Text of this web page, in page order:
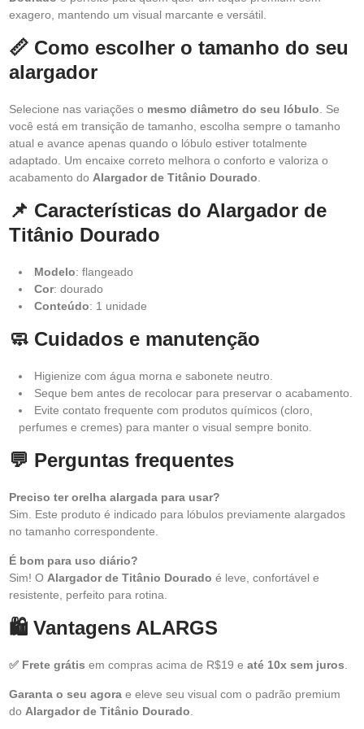
exagero, mantendo um visual marcante e versátil.
📏 Como escolher o tamanho do seu
alargador
Selecione nas variações o mesmo diâmetro do seu lóbulo . Se
você está em transição de tamanho, escolha sempre o tamanho
atual e avance apenas quando o lóbulo estiver totalmente
adaptado. Um encaixe correto melhora o conforto e valoriza o
acabamento do Alargador de Titânio Dourado
📌 Características do Alargador de
Titânio Dourado
Modelo: flangeado
Cor: dourado
Conteúdo: 1 unidade
🧼 Cuidados e manutenção
Higienize com água morna e sabonete neutro.
Seque bem antes de recolocar para preservar o acabamento.
Evite contato frequente com produtos químicos (cloro,
perfumes e cremes) para manter o visual sempre bonito.
💬 Perguntas frequentes
Preciso ter orelha alargada para usar?
Sim. Este produto é indicado para lóbulos previamente alargados
no tamanho correspondente.
É bom para uso diário?
Sim! O Alargador de Titânio Dourado é leve, confortável e
resistente, perfeito para rotina.
🛍️ Vantagens ALARGS
✅ Frete grátis em compras acima de R$19 e até 10x sem juros
Garanta o seu agora e eleve seu visual com o padrão premium
do Alargador de Titânio Dourado